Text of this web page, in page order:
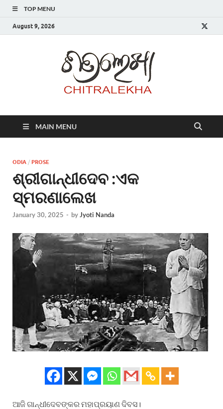
TOP MENU
August 9, 2026
MAIN MENU
ODIA / PROSE
ଶ୍ରୀଗାନ୍ଧୀଦେବ :ଏକ
ସ୍ମରଣାଲେଖ
January 30, 2025 - byJyoti Nanda
ଆଜି ଗାନ୍ଧୀଦେବଙ୍କର ମହାପ୍ରୟାଣ ଦିବସ।